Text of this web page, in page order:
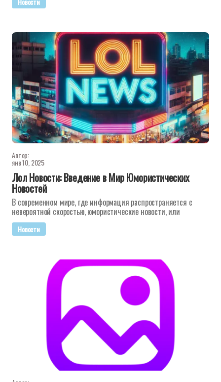
Автор:
янв 10, 2025
Лол Новости: Введение в Мир Юмористических
Новостей
В современном мире, где информация распространяется с
невероятной скоростью, юмористические новости, или
Новости